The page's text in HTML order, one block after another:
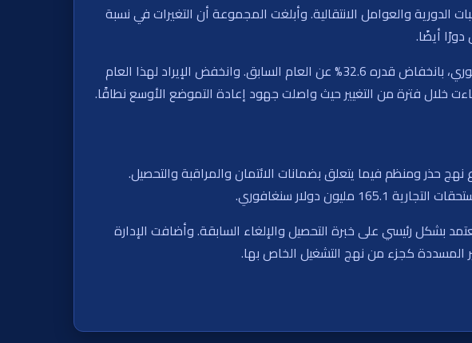
قالت إنه يعكس مزيجًا من التقلبات الدورية والعوامل الانتقالية. وأبلغت المجموعة أن التغيرات في نسبة
أيضًا.
بالنسبة لعام 2025 بالكامل، سجلت جنتنج سنغافورة صافي ربح يزيد قليلاً عن 390.3 مليون دولار سنغافوري، بانخفاض قدره 32.6% عن العام السابق. وانخفض الإيراد لهذا العام
حذر ومنظم فيما يتعلق بضمانات الائتمان والمراقبة والتحصيل.
بشكل رئيسي على خبرة التحصيل والإلغاء السابقة. وأضافت الإدارة
المسددة كجزء من نهج التشغيل الخاص بها.